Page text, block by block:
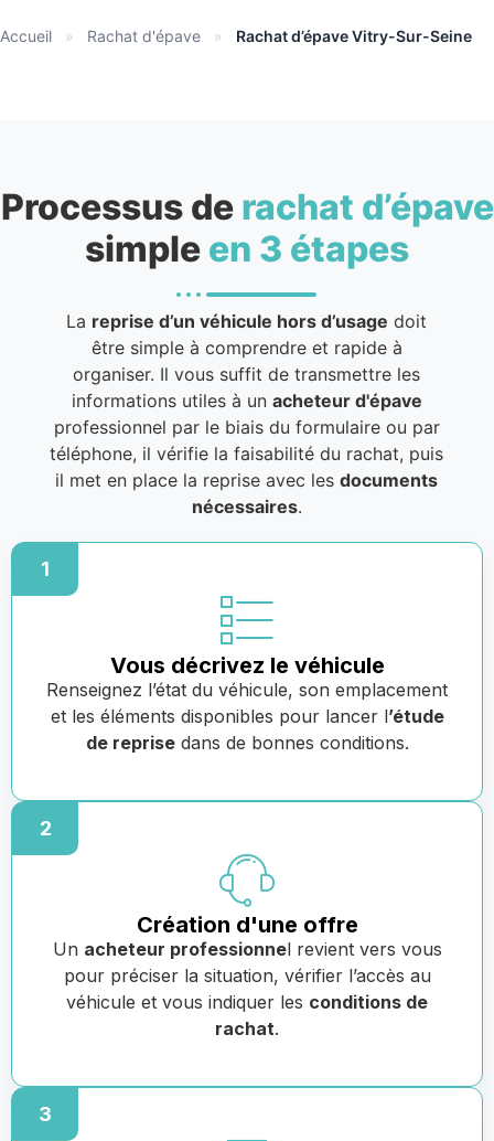
Accueil » Rachat d'épave » Rachat d’épave Vitry-Sur-Seine
Processus de rachat d’épave
simple en 3 étapes
La reprise d’un véhicule hors d’usage doit
être simple à comprendre et rapide à
organiser. Il vous suffit de transmettre les
informations utiles à un acheteur d'épave
professionnel par le biais du formulaire ou par
téléphone, il vérifie la faisabilité du rachat, puis
il met en place la reprise avec lesdocuments
nécessaires.
1
Vous décrivez le véhicule
Renseignez l’état du véhicule, son emplacement
et les éléments disponibles pour lancer l’étude
de reprisedans de bonnes conditions.
2
Création d'une offre
Un acheteur professionnel revient vers vous
pour préciser la situation, vérifier l’accès au
véhicule et vous indiquer les conditions de
rachat.
3